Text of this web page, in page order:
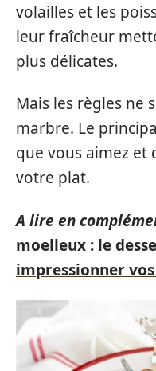
volailles et les
leur fraîcheur
plus délicates.
Mais les règles ne
marbre. Le
que vous aimez et
votre plat.
A lire en
moelleux : le
impressionner